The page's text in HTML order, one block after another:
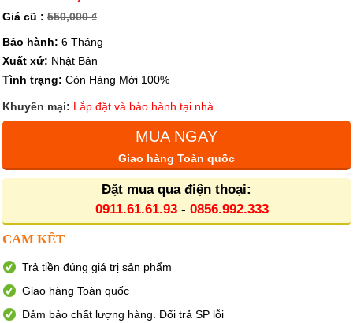
Giá cũ : 550,000 ₫
Bảo hành: 6 Tháng
Xuất xứ: Nhật Bản
Tình trạng: Còn Hàng Mới 100%
Khuyến mại: Lắp đặt và bảo hành tại nhà
MUA NGAY
Giao hàng Toàn quốc
Đặt mua qua điện thoại:
0911.61.61.93- 0856.992.333
CAM KẾT
Trả tiền đúng giá trị sản phẩm
Giao hàng Toàn quốc
Đảm bảo chất lượng hàng. Đổi trả SP lỗi